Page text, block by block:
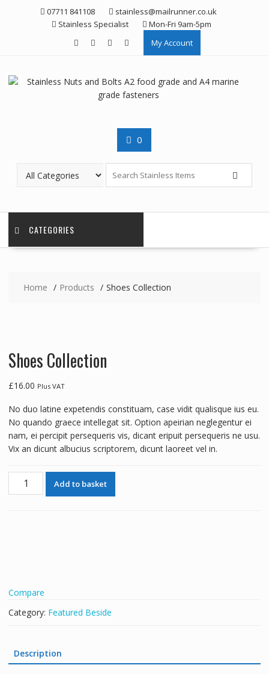
07711 841108
stainless@mailrunner.co.uk
Stainless Specialist
Mon-Fri 9am-5pm
My Account
0
CATEGORIES
Home Products Shoes Collection
Shoes Collection
£16.00 Plus VAT
No duo latine expetendis constituam, case vidit qualisque ius eu.
No quando graece intellegat sit. Option apeirian neglegentur ei
nam, ei percipit persequeris vis, dicant eripuit persequeris ne usu.
Vix an dicunt albucius scriptorem, dicunt laoreet vel in.
Shoes
Collection
Add to basket
Compare
Category: Featured Beside
Description